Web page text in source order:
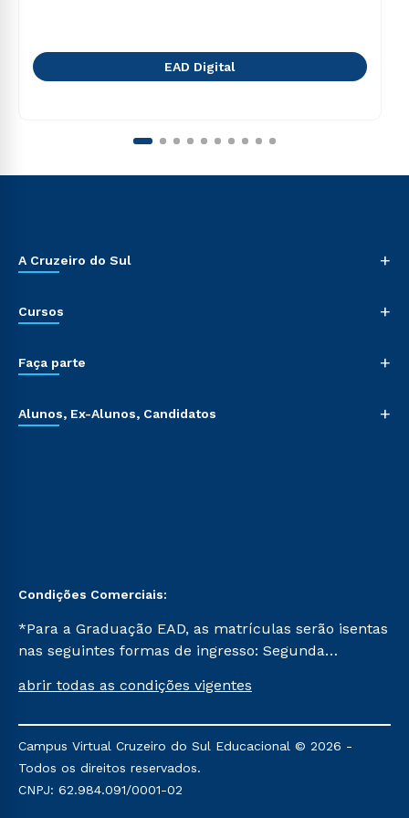
EAD Digital
A Cruzeiro do Sul +
Cursos +
Faça parte +
Alunos, Ex-Alunos, Candidatos +
Condições Comerciais:
*Para a Graduação EAD, as matrículas serão isentas
nas seguintes formas de ingresso: Segunda
Já para as demais, a taxa de matrícula será de R$
mencionadas são referentes aos cursos: Ensino
Religioso, Geografia para a Docência e Metodologia
do Ensino de História: Questões Atuais.
abrir todas as condições vigentes
Campus Virtual Cruzeiro do Sul Educacional © 2026 -
Todos os direitos reservados.
CNPJ: 62.984.091/0001-02